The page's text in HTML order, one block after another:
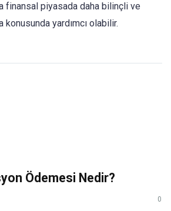
finansal piyasada daha bilinçli ve
yardımcı olabilir.
Ödemesi Nedir?
0